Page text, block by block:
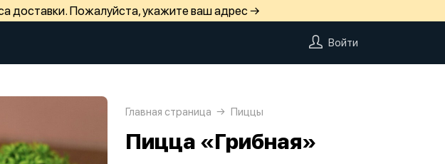
доставки. Пожалуйста, укажите ваш адрес →
Войти
Главная страница Пиццы
Пицца «Грибная»